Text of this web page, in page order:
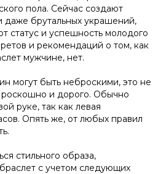
пола. Сейчас создают
даже брутальных украшений,
статус и успешность молодого
и рекомендаций о том, как
мужчине, нет.
могут быть неброскими, это не
и дорого. Обычно
руке, так как левая
Опять же, от любых правил
стильного образа,
с учетом следующих